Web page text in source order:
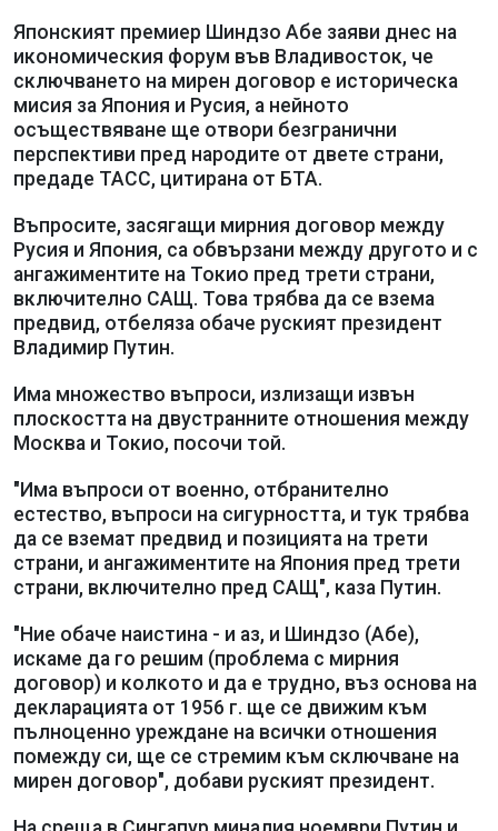
Японският премиер Шиндзо Абе заяви днес на
икономическия форум във Владивосток, че
сключването на мирен договор е историческа
мисия за Япония и Русия, а нейното
осъществяване ще отвори безгранични
перспективи пред народите от двете страни,
предаде ТАСС, цитирана от БТА.
Въпросите, засягащи мирния договор между
Русия и Япония, са обвързани между другото и с
ангажиментите на Токио пред трети страни,
включително САЩ. Това трябва да се взема
предвид, отбеляза обаче руският президент
Владимир Путин.
Има множество въпроси, излизащи извън
плоскостта на двустранните отношения между
Москва и Токио, посочи той.
"Има въпроси от военно, отбранително
естество, въпроси на сигурността, и тук трябва
да се вземат предвид и позицията на трети
страни, и ангажиментите на Япония пред трети
страни, включително пред САЩ", каза Путин.
"Ние обаче наистина - и аз, и Шиндзо (Абе),
искаме да го решим (проблема с мирния
договор) и колкото и да е трудно, въз основа на
декларацията от 1956 г. ще се движим към
пълноценно уреждане на всички отношения
помежду си, ще се стремим към сключване на
мирен договор", добави руският президент.